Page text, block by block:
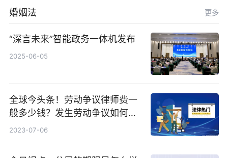
婚姻法 更多
“深言未来”智能政务一体机发布
2025-06-05
全球今头条！劳动争议律师费一
般多少钱？发生劳动争议如何算
工资？
2023-07-06